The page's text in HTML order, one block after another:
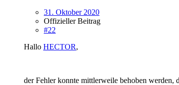
31. Oktober 2020
Offizieller Beitrag
#22
Hallo HECTOR,
der Fehler konnte mittlerweile behoben werden,